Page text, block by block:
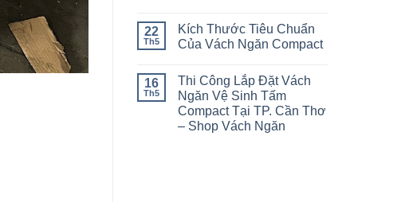
22
Th5
Kích Thước Tiêu Chuẩn
Của Vách Ngăn Compact
16
Th5
Thi Công Lắp Đặt Vách
Ngăn Vệ Sinh Tấm
Compact Tại TP. Cần Thơ
– Shop Vách Ngăn